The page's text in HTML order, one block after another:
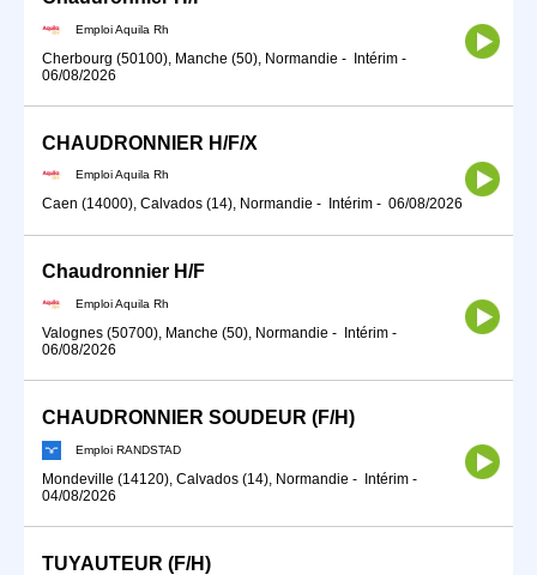
Emploi Aquila Rh
Cherbourg (50100), Manche (50), Normandie - Intérim -
06/08/2026
CHAUDRONNIER H/F/X
Emploi Aquila Rh
Caen (14000), Calvados (14), Normandie - Intérim - 06/08/2026
Chaudronnier H/F
Emploi Aquila Rh
Valognes (50700), Manche (50), Normandie - Intérim -
06/08/2026
CHAUDRONNIER SOUDEUR (F/H)
Emploi RANDSTAD
Mondeville (14120), Calvados (14), Normandie - Intérim -
04/08/2026
TUYAUTEUR (F/H)